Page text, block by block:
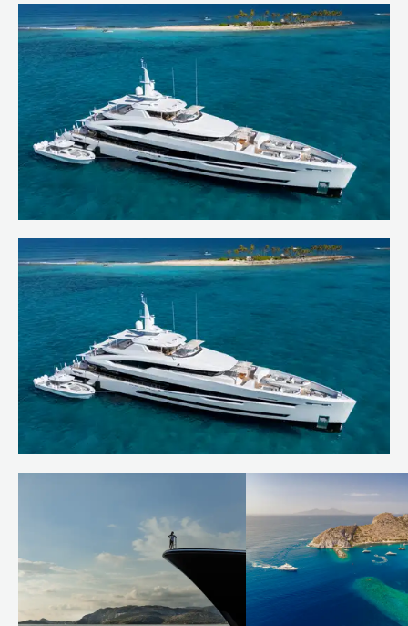
fleet
En savoir plus
En savoir plus